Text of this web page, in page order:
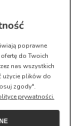
500
kieszeni
16
poprawne
do Twoich
nas wszystkich
użycie plików do
zgody".
prywatności.